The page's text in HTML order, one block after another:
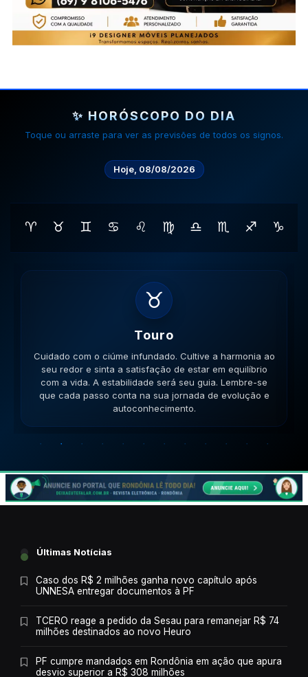
✨ HORÓSCOPO DO DIA
Toque ou arraste para ver as previsões de todos os signos.
Hoje, 08/08/2026
♈ ♉ ♊ ♋ ♌ ♍ ♎ ♏ ♐ ♑
♊
Gemeos
Cuidado com a inconsistência nas relações. Mantenha
a mente aberta para novos aprendizados e trocas de
ideias enriquecedoras. Sua comunicação será a chave.
Lembre-se que cada passo conta na sua jornada de
evolução e autoconhecimento.
Últimas Notícias
Caso dos R$ 2 milhões ganha novo capítulo após
UNNESA entregar documentos à PF
TCERO reage a pedido da Sesau para remanejar R$ 74
milhões destinados ao novo Heuro
PF cumpre mandados em Rondônia em ação que apura
desvio superior a R$ 308 milhões